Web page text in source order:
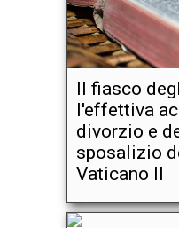
Il fiasco
l'effettiva
divorzio e
sposalizio
Vaticano II